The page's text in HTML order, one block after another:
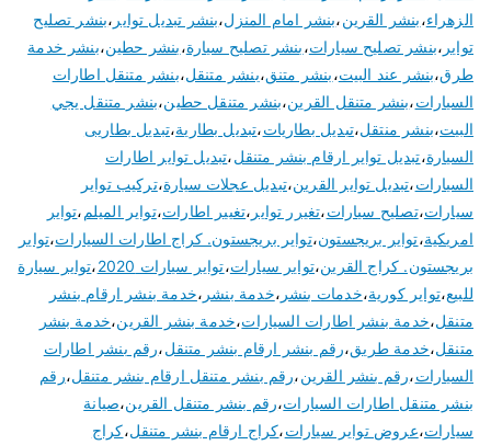
الزهراء،بنشر القرين،بنشر امام المنزل،بنشر تبديل تواير ،بنشر تصليح
تواير ،بنشر تصليح سيارات،بنشر تصليح سيارة،بنشر حطين،بنشر خدمة
طرق،بنشر عند البيت،بنشر متنق،بنشر متنقل،بنشر متنقل اطارات
السيارات،بنشر متنقل القرين،بنشر متنقل حطين،بنشر متنقل يجي
البيت،بنشر منتقل،تبديل بطاريات،تبديل بطارية،تبديل بطاريى
السيارة،تبديل تواير ارقام بنشر متنقل،تبديل تواير اطارات
السيارات،تبديل تواير القرين،تبديل عجلات سيارة،تركيب تواير
سيارات،تصليح سيارات،تغيرر تواير ،تغيير اطارات،تواير الميلم ،تواير
امريكية،تواير بريجستون،تواير بريجستون. كراج اطارات السيارات،تواير
بريجستون. كراج القرين،تواير سيارات،تواير سيارات 2020 ،تواير سيارة
للبيع،تواير كورية،خدمات بنشر ،خدمة بنشر ،خدمة بنشر ارقام بنشر
متنقل،خدمة بنشر اطارات السيارات،خدمة بنشر القرين،خدمة بنشر
متنقل،خدمة طريق،رقم بنشر ارقام بنشر متنقل،رقم بنشر اطارات
السيارات،رقم بنشر القرين،رقم بنشر متنقل ارقام بنشر متنقل،رقم
بنشر متنقل اطارات السيارات،رقم بنشر متنقل القرين،صيانة
سيارات،عروض تواير سيارات،كراج ارقام بنشر متنقل،كراج